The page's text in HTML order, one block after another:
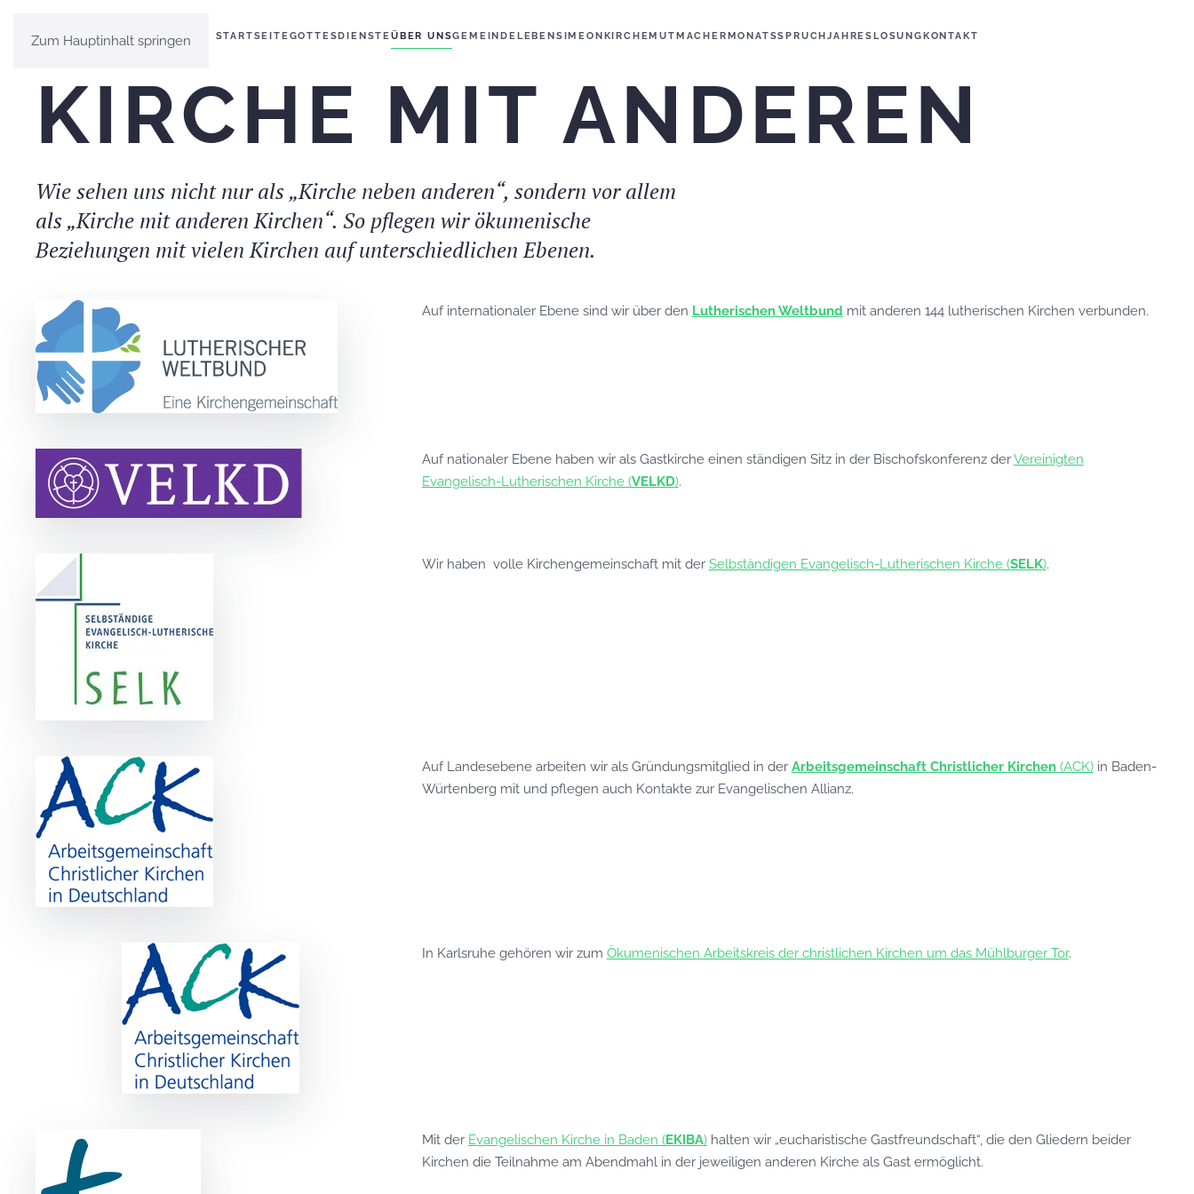
Zum Hauptinhalt springen STARTSEITEGOTTESDIENSTEÜBER UNSGEMEINDELEBENSIMEONKIRCHEMUTMACHERMONATSSPRUCHJAHRESLOSUNGKONTAKT
KIRCHE MIT ANDEREN
Wie sehen uns nicht nur als „Kirche neben anderen“, sondern vor allem
als „Kirche mit anderen Kirchen“. So pflegen wir ökumenische
Beziehungen mit vielen Kirchen auf unterschiedlichen Ebenen.
Auf internationaler Ebene sind wir über den Lutherischen Weltbund mit anderen 144 lutherischen Kirchen verbunden.
Auf nationaler Ebene haben wir als Gastkirche einen ständigen Sitz in der Bischofskonferenz derVereinigten
Evangelisch-Lutherischen Kirche (VELKD).
Wir haben volle Kirchengemeinschaft mit der Selbständigen Evangelisch-Lutherischen Kirche (SELK).
Auf Landesebene arbeiten wir als Gründungsmitglied in der Arbeitsgemeinschaft Christlicher Kirchen(ACK)in Baden-
Würtenberg mit und pflegen auch Kontakte zur Evangelischen Allianz.
In Karlsruhe gehören wir zum Ökumenischen Arbeitskreis der christlichen Kirchen um das Mühlburger Tor.
Mit der Evangelischen Kirche in Baden (EKIBA)halten wir „eucharistische Gastfreundschaft“, die den Gliedern beider
Kirchen die Teilnahme am Abendmahl in der jeweiligen anderen Kirche als Gast ermöglicht.